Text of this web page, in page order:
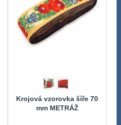
Krojová vzorovka šíře 70
mm METRÁŽ